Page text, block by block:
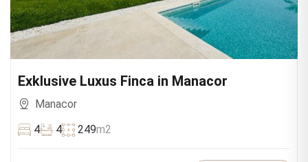
Exklusive Luxus Finca in Manacor
Manacor
4
4 249m2